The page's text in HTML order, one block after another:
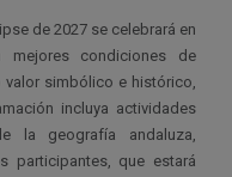
de 2027 se celebrará en
condiciones de
simbólico e histórico,
incluya actividades
la geografía andaluza,
participantes, que estará